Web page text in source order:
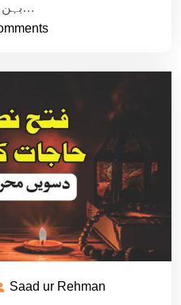
بہن بھائی…
Saad ur Rehman